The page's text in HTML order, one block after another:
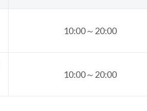
10:00～20:00
10:00～20:00